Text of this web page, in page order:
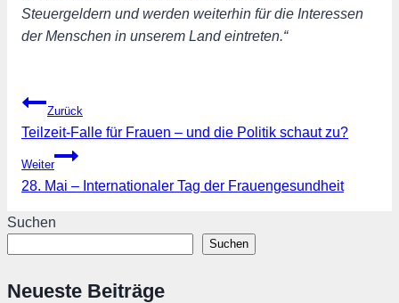
Steuergeldern und werden weiterhin für die Interessen
der Menschen in unserem Land eintreten.“
Beitragsnavigation
Zurück
Teilzeit-Falle für Frauen – und die Politik schaut zu?
Weiter
28. Mai – Internationaler Tag der Frauengesundheit
Suchen
Suchen
Neueste Beiträge